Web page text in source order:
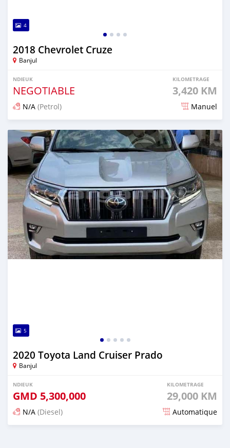
4
2018 Chevrolet Cruze
Banjul
NDIEUK
NEGOTIABLE
KILOMETRAGE
3,420 KM
N/A (Petrol) Manuel
Dougal na niou ko depuis 25 days
5
2020 Toyota Land Cruiser Prado
Banjul
NDIEUK
GMD 5,300,000
KILOMETRAGE
29,000 KM
N/A (Diesel) Automatique